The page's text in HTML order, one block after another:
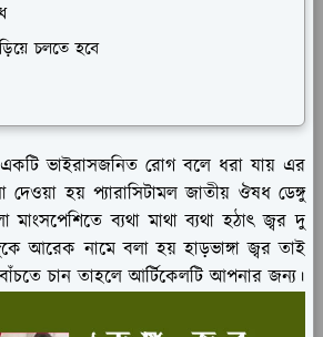
চলতে হবে
ভাইরাসজনিত রোগ বলে ধরা যায় এর
দেওয়া হয় প্যারাসিটামল জাতীয় ঔষধ ডেঙ্গু
ব্যথা মাথা ব্যথা হঠাৎ জ্বর দু
আরেক নামে বলা হয় হাড়ভাঙ্গা জ্বর তাই
চান তাহলে আর্টিকেলটি আপনার জন্য।